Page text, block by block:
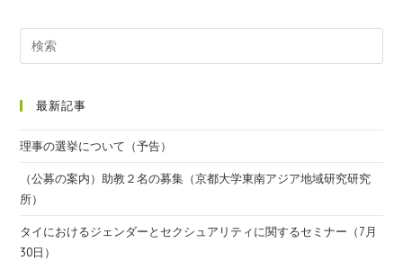
最新記事
理事の選挙について（予告）
（公募の案内）助教２名の募集（京都大学東南アジア地域研究研究
所）
タイにおけるジェンダーとセクシュアリティに関するセミナー（7月
30日）